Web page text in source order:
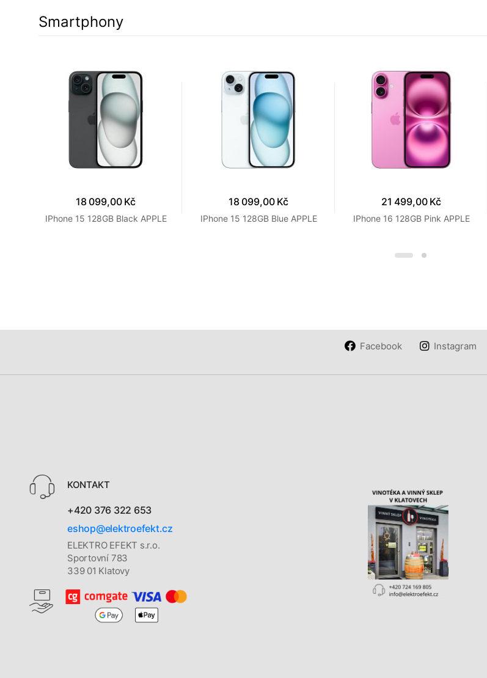
Smartphony
18 099,00 Kč
IPhone 15 128GB Black APPLE
18 099,00 Kč
IPhone 15 128GB Blue APPLE
21 499,00 Kč
IPhone 16 128GB Pink APPLE
Facebook Instagram
KONTAKT
+420 376 322 653
eshop@elektroefekt.cz
ELEKTRO EFEKT s.r.o.
Sportovní 783
339 01 Klatovy